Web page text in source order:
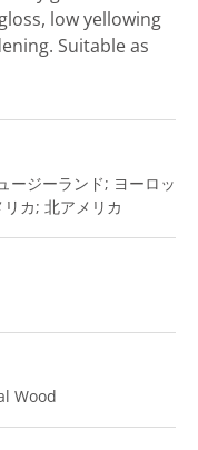
low yellowing
Suitable as
ージーランド; ヨーロッ
カ; 北アメリカ
Wood